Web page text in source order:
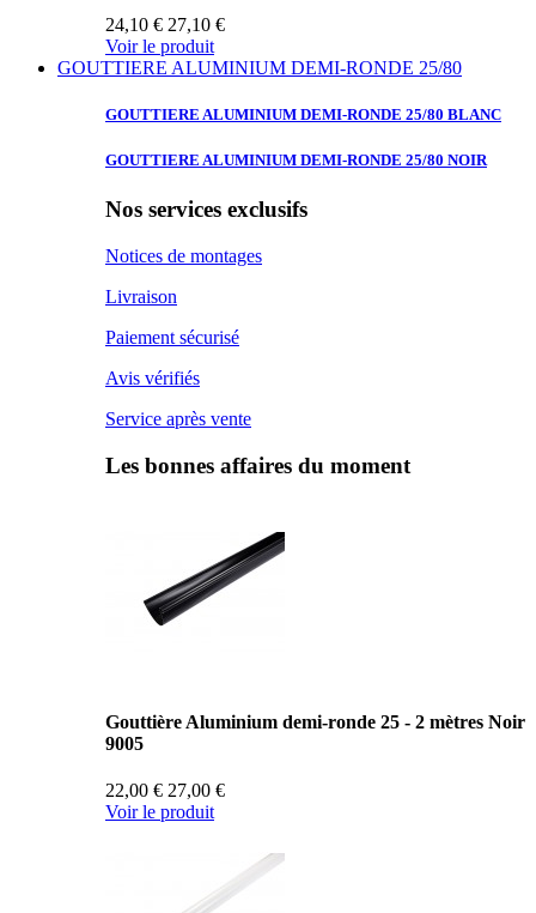
24,10 € 27,10 €
Voir le produit
GOUTTIERE ALUMINIUM DEMI-RONDE 25/80
GOUTTIERE ALUMINIUM DEMI-RONDE 25/80 BLANC
GOUTTIERE ALUMINIUM DEMI-RONDE 25/80 NOIR
Nos services exclusifs
Notices de montages
Livraison
Paiement sécurisé
Avis vérifiés
Service après vente
Les bonnes affaires du moment
Gouttière Aluminium demi-ronde 25 - 2 mètres Noir
9005
22,00 € 27,00 €
Voir le produit